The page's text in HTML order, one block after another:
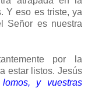
Y eso es triste, ya
Señor es nuestra
por la
estar listos. Jesús
lomos, y vuestras